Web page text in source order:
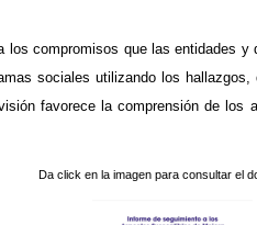
los compromisos que las entidades
sociales utilizando los
favorece la comprensión de los
Da click en la imagen para consultar el